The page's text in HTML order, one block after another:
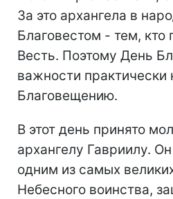
За это архангела в
Благовестом - тем, кто
Весть. Поэтому День
важности практически
Благовещению.
В этот день принято
архангелу Гавриилу.
одним из самых
Небесного воинства,